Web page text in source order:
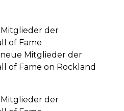
der
of Fame
Mitglieder der
of Fame on Rockland
der